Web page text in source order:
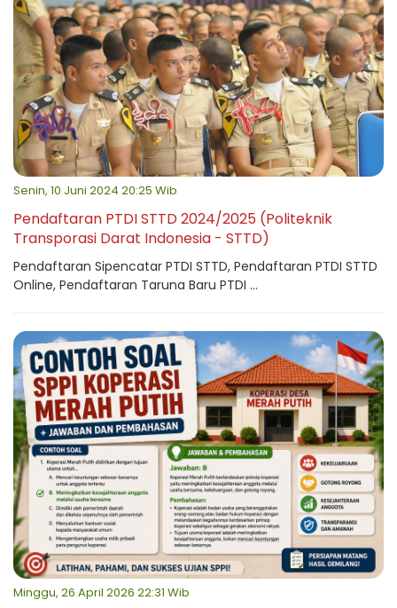
Senin, 10 Juni 2024 20:25 Wib
Pendaftaran PTDI STTD 2024/2025 (Politeknik
Transporasi Darat Indonesia - STTD)
Pendaftaran Sipencatar PTDI STTD, Pendaftaran PTDI STTD
Online, Pendaftaran Taruna Baru PTDI ...
Minggu, 26 April 2026 22:31 Wib